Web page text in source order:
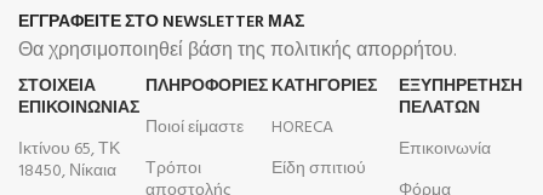
ΕΓΓΡΑΦΕΙΤΕ ΣΤΟ NEWSLETTER ΜΑΣ
Θα χρησιμοποιηθεί βάση της πολιτικής απορρήτου.
ΣΤΟΙΧΕΙΑ
ΕΠΙΚΟΙΝΩΝΙΑΣ
Ικτίνου 65, ΤΚ
18450, Νίκαια
ΠΛΗΡΟΦΟΡΊΕΣ
Ποιοί είμαστε
Τρόποι
ΚΑΤΗΓΟΡΙΕΣ
HORECA
Είδη σπιτιού
ΕΞΥΠΗΡΕΤΗΣΗ
ΠΕΛΑΤΩΝ
Επικοινωνία